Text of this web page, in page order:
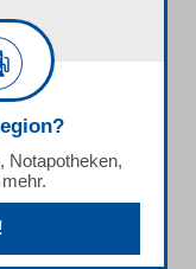
Notapotheken,